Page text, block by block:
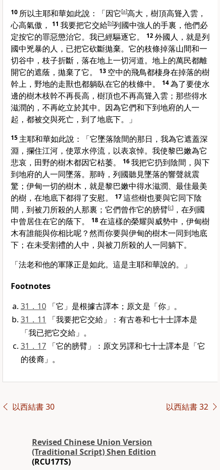
10 所以主耶和華如此說：「因它[a]高大，樹頂高聳入雲，
心高氣傲，
11 我要把它交給[b]列國中強人的手裏，他們必
定按它的罪惡懲治它。我已經驅逐它。
12外國人，就是列
國中兇暴的人，已把它砍斷拋棄。它的枝條掉落山間和一
切谷中，枝子折斷，落在地上一切河道。地上的萬民都離
開它的遮蔭，拋棄了它。
13 空中的飛鳥都棲身在掉落的樹
幹上，野地的走獸也都躺臥在它的枝條中。
14為了要使水
邊的樹木枝幹不再長高，樹頂也不再高聳入雲；那些得水
滋潤的，不再屹立於其中。因為它們和下到地府的人一
起，都被交與死亡，到了地底下。」
15 主耶和華如此說：「它墜落陰間的那日，我為它遮蓋深
淵，攔住江河，使眾水停流，以表哀悼。我使黎巴嫩為它
悲哀，田野的樹木都因它枯萎。
16我把它扔到陰間，與下
到地府的人一同墜落。那時，列國聽見墜落的響聲就震
驚； 伊甸一切的樹木，就是黎巴嫩中得水滋潤、最佳最美
的樹，在地底下都得了安慰。
17這些樹也要與它同下陰
間，到被刀所殺的人那裏；它們曾作它的膀臂[c] ，在列國
中曾居住在它的蔭下。
18在這樣的榮耀與威勢中， 伊甸樹
木有誰能與你相比呢？然而你要與伊甸的樹木一同到地底
下；在未受割禮的人中，與被刀所殺的人一同躺下。
「法老和他的軍隊正是如此。這是主耶和華說的。」
Footnotes
31．10 「它」是根據古譯本；原文是「你」。
31．11
「我要把它交給」：有古卷和七十士譯本是
「我已把它交給」。
31．17 「它的膀臂」：原文另譯和七十士譯本是「它
的後裔」。
以西結書 30 以西結書 32
Revised Chinese Union Version
(Traditional Script) Shen Edition
(RCU17TS)